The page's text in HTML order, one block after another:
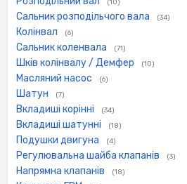
(10)
Сальник розподільчого вала (34)
Колінвал (6)
Сальник коленвала (71)
Шків колінвалу / Демфер (10)
Масляний насос (6)
Шатун (7)
Вкладиші корінні (34)
Вкладиші шатунні (18)
Подушки двигуна (4)
Регулювальна шайба клапанів (3)
Напрямна клапанів (18)